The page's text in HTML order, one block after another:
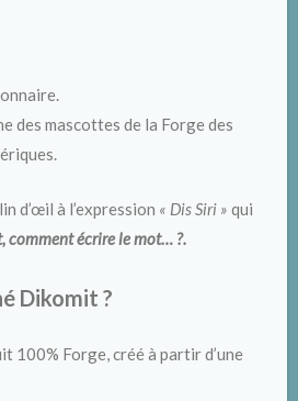
des mascottes de la Forge des
d’œil à l’expression « Dis Siri » qui
comment écrire le mot… ?.
Dikomit ?
100% Forge, créé à partir d’une